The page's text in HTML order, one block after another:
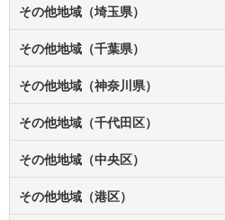
その他地域（埼玉県）
その他地域（千葉県）
その他地域（神奈川県）
その他地域（千代田区）
その他地域（中央区）
その他地域（港区）